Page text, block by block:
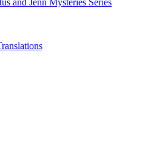
and Jenn Mysteries Series